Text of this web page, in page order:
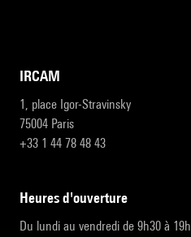
IRCAM
1, place Igor-Stravinsky
75004 Paris
+33 1 44 78 48 43
heures d'ouverture
Du lundi au vendredi de 9h30 à 19h